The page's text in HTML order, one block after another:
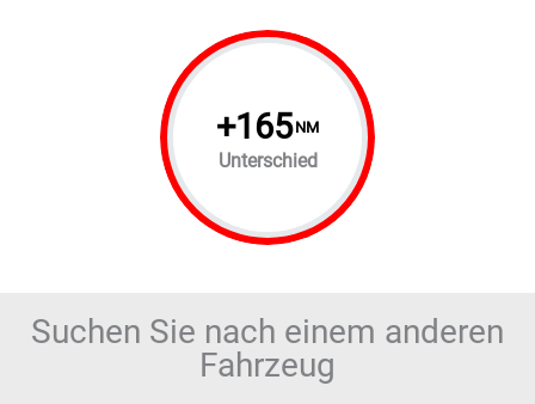
+165 NM
Unterschied
Suchen Sie nach einem anderen
Fahrzeug